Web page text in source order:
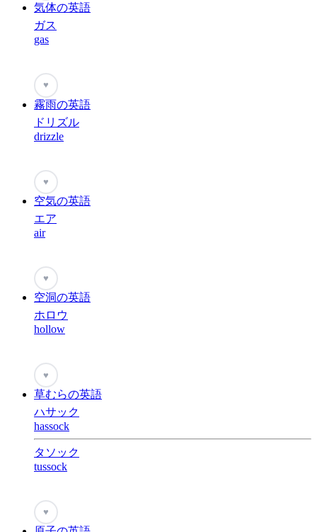
気体の英語
ガス
gas
♥
霧雨の英語
ドリズル
drizzle
♥
空気の英語
エア
air
♥
空洞の英語
ホロウ
hollow
♥
草むらの英語
ハサック
hassock
タソック
tussock
♥